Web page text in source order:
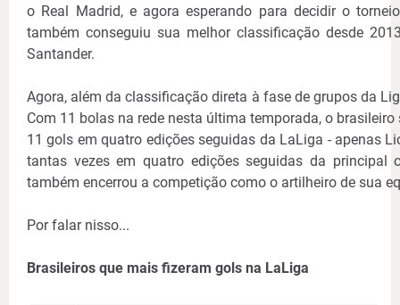
o Real Madrid, e agora esperando para decidir o
também conseguiu sua melhor classificação desde
Santander.
Agora, além da classificação direta à fase de grupos da
Com 11 bolas na rede nesta última temporada, o
11 gols em quatro edições seguidas da LaLiga - apenas
tantas vezes em quatro edições seguidas da principal
também encerrou a competição como o artilheiro de sua
Por falar nisso...
Brasileiros que mais fizeram gols na LaLiga